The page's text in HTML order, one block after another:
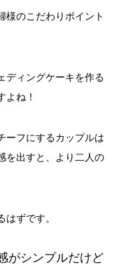
様のこだわりポイント
ディングケーキを作る
よね！
ーフにするカップルは
を出すと、より二人の
ずです。
がシンプルだけど